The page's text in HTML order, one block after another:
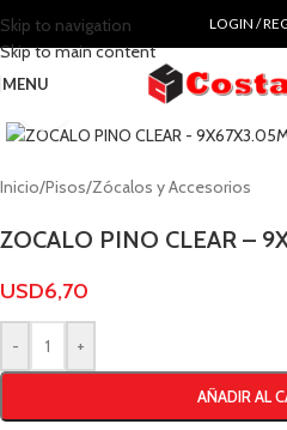
Skip to navigation
Skip to main content
LOGIN /
MENU
Click to enlarge
Inicio/Pisos/Zócalos y Accesorios
ZOCALO PINO CLEAR –
USD6,70
- +
AÑADIR AL